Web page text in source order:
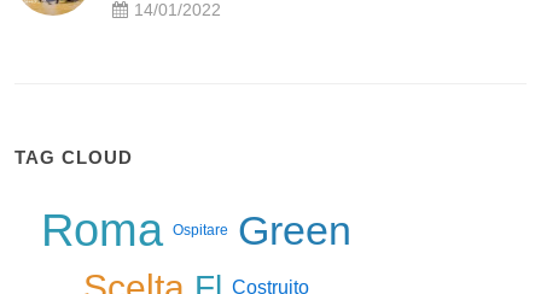
14/01/2022
TAG CLOUD
Roma Ospitare Green
Costruito